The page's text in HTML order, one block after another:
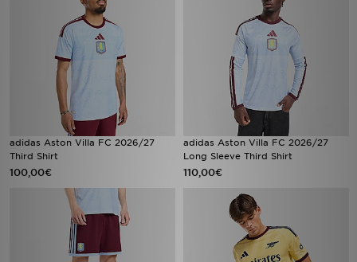
adidas Aston Villa FC 2026/27
Third Shirt
100,00€
adidas Aston Villa FC 2026/27
Long Sleeve Third Shirt
110,00€